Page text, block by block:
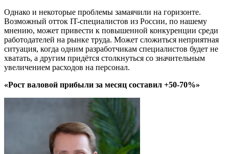
Однако и некоторые проблемы замаячили на горизонте.
Возможный отток IT-специалистов из России, по нашему
мнению, может привести к повышенной конкуренции среди
работодателей на рынке труда. Может сложиться неприятная
ситуация, когда одним разработчикам специалистов будет не
хватать, а другим придётся столкнуться со значительным
увеличением расходов на персонал.
«Рост валовой прибыли за месяц составил +50-70%»